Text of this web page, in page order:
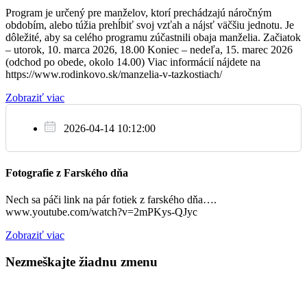
12.2.
07:00
+ členovia r. Brhlovičovej
Kostol sv.Jozefa / slov.
08:00
Farský kostol / maď.
Za zdravie pre Jozefa
11:00
sviečky symbolom svetla Krista prinášajúceho pokoj pre každého.
Veci môžete položiť pred vchod do pastoračného centra.
V Bratislave, dňa 5.2.2023
Jozef Vadkerti, dekan – farár
Program je určený pre manželov, ktorí prechádzajú náročným
obdobím, alebo túžia prehĺbiť svoj vzťah a nájsť väčšiu jednotu. Je
dôležité, aby sa celého programu zúčastnili obaja manželia. Začiatok
– utorok, 10. marca 2026, 18.00 Koniec – nedeľa, 15. marec 2026
(odchod po obede, okolo 14.00) Viac informácií nájdete na
https://www.rodinkovo.sk/manzelia-v-tazkostiach/
Zobraziť viac
2026-04-14 10:12:00
Fotografie z Farského dňa
Nech sa páči link na pár fotiek z farského dňa….
www.youtube.com/watch?v=2mPKys-QJyc
Zobraziť viac
Nezmeškajte žiadnu zmenu